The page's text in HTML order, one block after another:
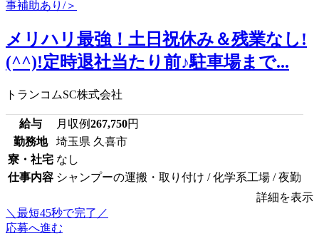
メリハリ最強！土日祝休み＆残業なし!
(^^)!定時退社当たり前♪駐車場まで...
トランコムSC株式会社
給与 月収例267,750円
勤務地
埼玉県 久喜市
寮・社宅 なし
仕事内容 シャンプーの運搬・取り付け / 化学系工場 / 夜勤
詳細を表示
＼最短45秒で完了／
応募へ進む